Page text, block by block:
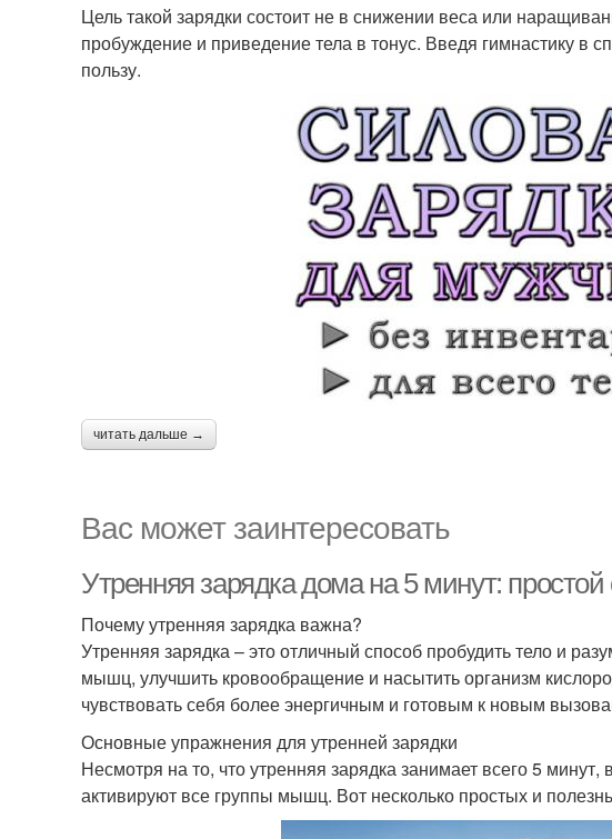
Цель такой зарядки состоит не в снижении веса или
пробуждение и приведение тела в тонус. Введя гимнастику в
пользу.
читать дальше →
Вас может заинтересовать
Утренняя зарядка дома на 5 минут: простой
Почему утренняя зарядка важна?
Утренняя зарядка – это отличный способ пробудить тело и
мышц, улучшить кровообращение и насытить организм
чувствовать себя более энергичным и готовым к новым
Основные упражнения для утренней зарядки
Несмотря на то, что утренняя зарядка занимает всего 5
активируют все группы мышц. Вот несколько простых и